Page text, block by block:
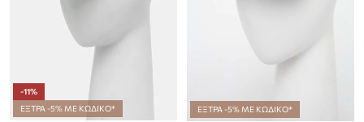
-11%
ΕΞΤΡΑ -5% ΜΕ ΚΩΔΙΚΟ*
ΕΞΤΡΑ -5% ΜΕ ΚΩΔΙΚΟ*